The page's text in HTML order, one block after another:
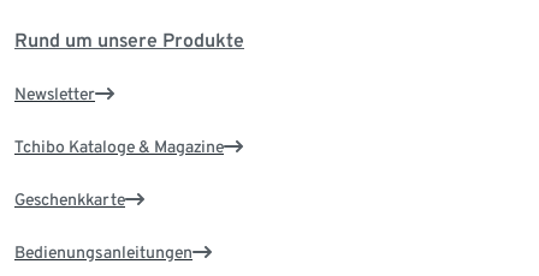
Rund um unsere Produkte
Newsletter
Tchibo Kataloge & Magazine
Geschenkkarte
Bedienungsanleitungen